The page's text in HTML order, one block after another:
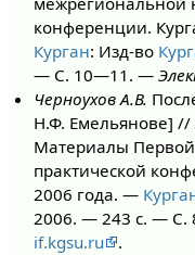
конференции.
Курган: Изд-во
— С. 10—11. —
Черноухов А.В.
Н.Ф. Емельянове] //
Материалы
практической
2006 года. —
2006. — 243 с. —
if.kgsu.ru
.